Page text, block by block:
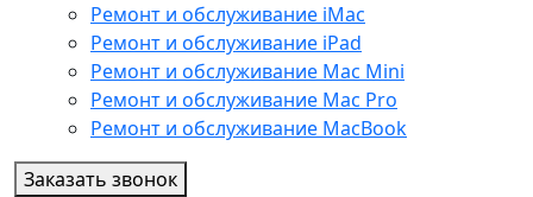
Ремонт и обслуживание iMac
Ремонт и обслуживание iPad
Ремонт и обслуживание Mac Mini
Ремонт и обслуживание Mac Pro
Ремонт и обслуживание MacBook
Заказать звонок